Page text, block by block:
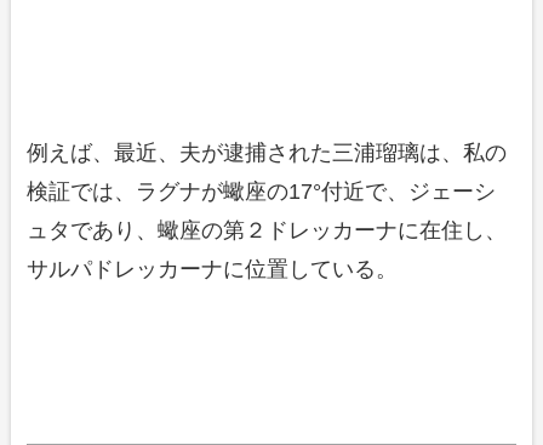
例えば、最近、夫が逮捕された三浦瑠璃は、私の
検証では、ラグナが蠍座の17°付近で、ジェーシ
ュタであり、蠍座の第２ドレッカーナに在住し、
サルパドレッカーナに位置している。